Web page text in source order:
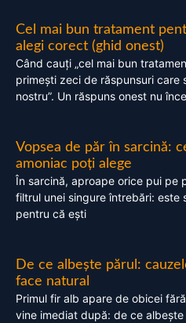
Cel mai bun tratament
alegi corect (ghid onest)
Când cauți „cel mai bun
primești zeci de răspunsuri care
nostru”. Un răspuns onest nu
Vopsea de păr în sarcină:
amoniac poți alege
În sarcină, aproape orice pui pe
filtrul unei singure întrebări: este
pentru că ești
De ce albește părul:
face natural
Primul fir alb apare de obicei
vine imediat după: de ce